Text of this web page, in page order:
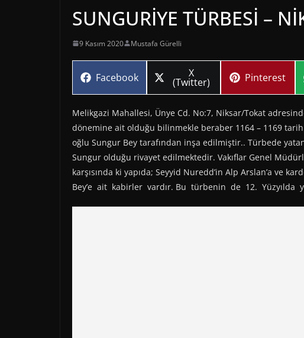
SUNGURİYE TÜRBESİ –
9 Kasım 2020 Mustafa Gürelli
Share
Facebook Share
on
X
(Twitter) Share
Pinterest
Melikgazi Mahallesi, Ünye Cd. No:7, Niksar/Tokat
dönemine ait olduğu bilinmekle beraber 1164 – 1169
oğlu Sungur Bey tarafından inşa edilmiştir.. Türbede
Sungur olduğu rivayet edilmektedir. Vakıflar Genel
karşısında ki yapıda; Seyyid Nuredd’in Alp Arslan’a ve
Bey’e ait kabirler vardır. Bu türbenin de 12. Yüzyılda